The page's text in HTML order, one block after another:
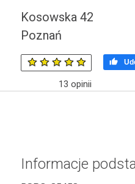
Kosowska 42
Poznań
13 opinii

Informacje